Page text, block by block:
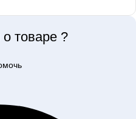
товаре ?